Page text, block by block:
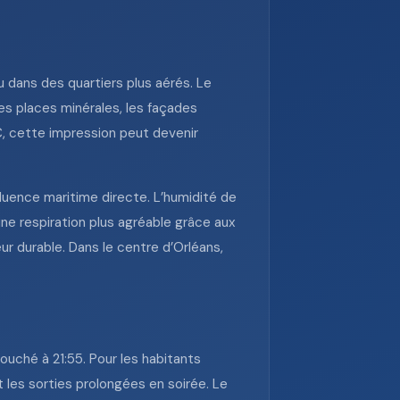
des quartiers plus aérés. Le
places minérales, les façades
cette impression peut devenir
maritime directe. L’humidité de
respiration plus agréable grâce aux
durable. Dans le centre d’Orléans,
à 21:55. Pour les habitants
sorties prolongées en soirée. Le